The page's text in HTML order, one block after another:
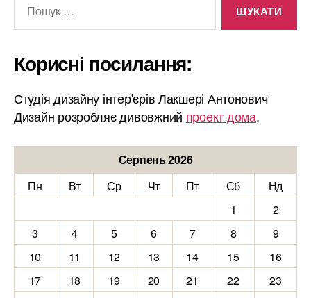
Корисні посилання:
Студія дизайну інтер'єрів Лакшері Антонович
Дизайн розробляє дивовжний проект дома.
Серпень 2026
Пн
Вт Ср Чт Пт Сб
Нд
1
2
3
4 5 6 7 8
9
10
11 12 13 14 15
16
17
18 19 20 21 22
23